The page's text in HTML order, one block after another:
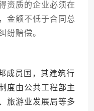
资质的企业必须在
金额不低于合同总
纷赔偿。
员国，其建筑行
度由公共工程部主
旅游业发展局等多